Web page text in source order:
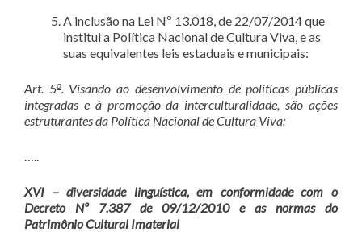
A inclusão na Lei Nº 13.018, de 22/07/2014 que
institui a Política Nacional de Cultura Viva, e as
suas equivalentes leis estaduais e municipais:
Art. 5o. Visando ao desenvolvimento de políticas públicas
integradas e à promoção da interculturalidade, são ações
estruturantes da Política Nacional de Cultura Viva:
…..
XVI – diversidade linguística, em conformidade com o
Decreto Nº 7.387 de 09/12/2010 e as normas do
Patrimônio Cultural Imaterial